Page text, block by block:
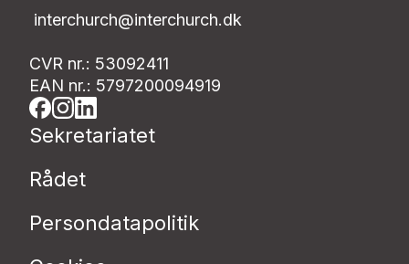
interchurch@interchurch.dk
CVR nr.: 53092411
EAN nr.: 5797200094919
Sekretariatet
Rådet
Persondatapolitik